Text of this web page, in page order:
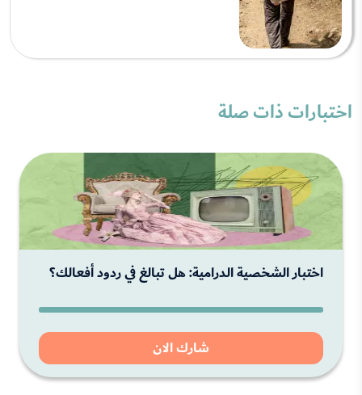
اختبارات ذات صلة
اختبار الشخصية الدرامية: هل تبالغ في ردود أفعالك؟
شارك الان